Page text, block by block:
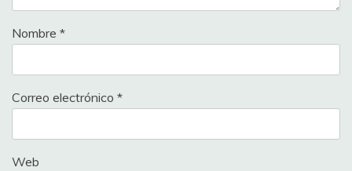
Nombre *
Correo electrónico *
Web